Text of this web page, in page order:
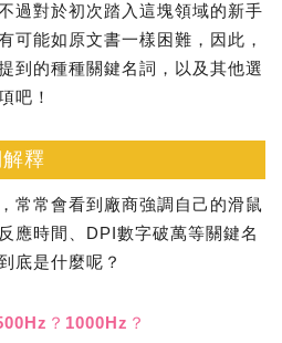
過對於初次踏入這塊領域的新手
可能如原文書一樣困難，因此，
到的種種關鍵名詞，以及其他選
吧！
釋
常常會看到廠商強調自己的滑鼠
應時間、DPI數字破萬等關鍵名
底是什麼呢？
？1000Hz？